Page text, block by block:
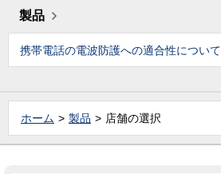
製品
携帯電話の電波防護への適合性について
ホーム 製品 店舗の選択